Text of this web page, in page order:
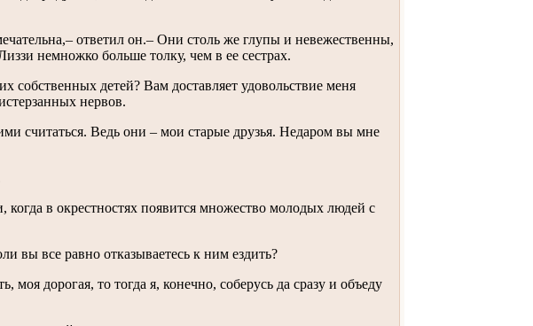
ответил он.– Они столь же глупы и невежественны,
немножко больше толку, чем в ее сестрах.
собственных детей? Вам доставляет удовольствие меня
нервов.
считаться. Ведь они – мои старые друзья. Недаром вы мне
в окрестностях появится множество молодых людей с
вы все равно отказываетесь к ним ездить?
моя дорогая, то тогда я, конечно, соберусь да сразу и объеду